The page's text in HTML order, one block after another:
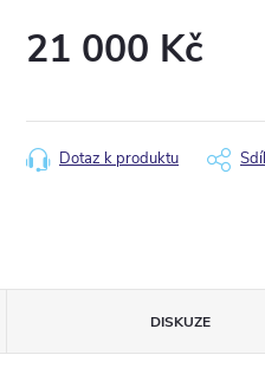
21 000 Kč
Dotaz k produktu
DISKUZE